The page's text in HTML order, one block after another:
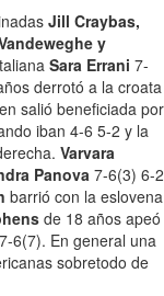
Jill Craybas,
y
Sara Errani 7-
derrotó a la croata
salió beneficiada por
iban 4-6 5-2 y la
Varvara
Panova 7-6(3) 6-2
barrió con la eslovena
de 18 años apeó
6(7). En general una
sobretodo de